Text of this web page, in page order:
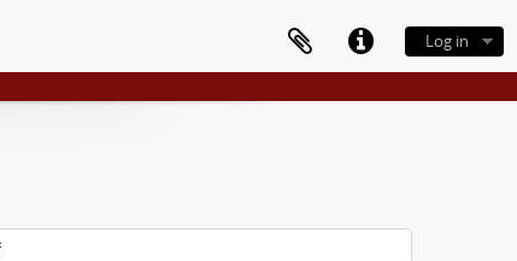
Log in